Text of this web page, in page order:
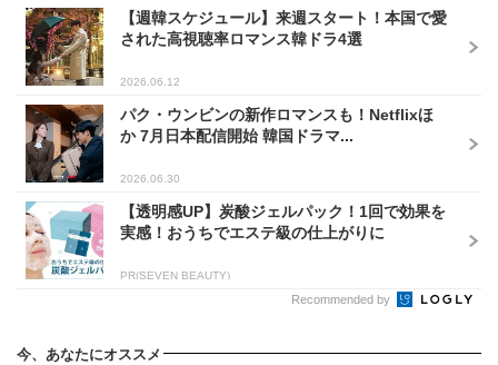
【週韓スケジュール】来週スタート！本国で愛
された高視聴率ロマンス韓ドラ4選
2026.06.12
パク・ウンビンの新作ロマンスも！Netflixほ
か 7月日本配信開始 韓国ドラマ...
2026.06.30
【透明感UP】炭酸ジェルパック！1回で効果を
実感！おうちでエステ級の仕上がりに
PR(SEVEN BEAUTY)
Recommended by
今、あなたにオススメ